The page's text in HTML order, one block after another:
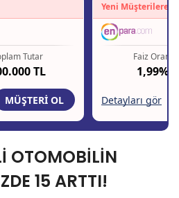
OTOMOBİLİN
15 ARTTI!